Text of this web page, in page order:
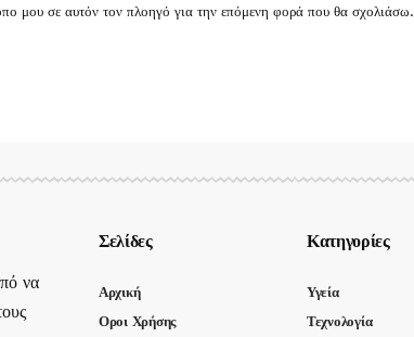
μου σε αυτόν τον πλοηγό για την επόμενη φορά που θα σχολιάσω.
να
Σελίδες
Αρχική
Οροι Χρήσης
Κατηγορίες
Υγεία
Τεχνολογία